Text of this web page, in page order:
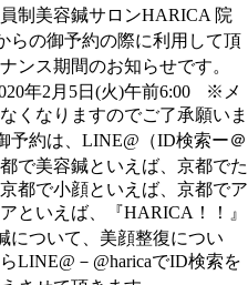
制美容鍼サロンHARICA 院
の御予約の際に利用して頂
ンス期間のお知らせです。
年2月5日(火)午前6:00 ※メ
くなりますのでご了承願いま
約は、LINE@（ID検索ー＠
で美容鍼といえば、京都でた
都で小顔といえば、京都でア
といえば、『HARICA！！』
について、美顔整復につい
LINE@－@haricaでID検索を